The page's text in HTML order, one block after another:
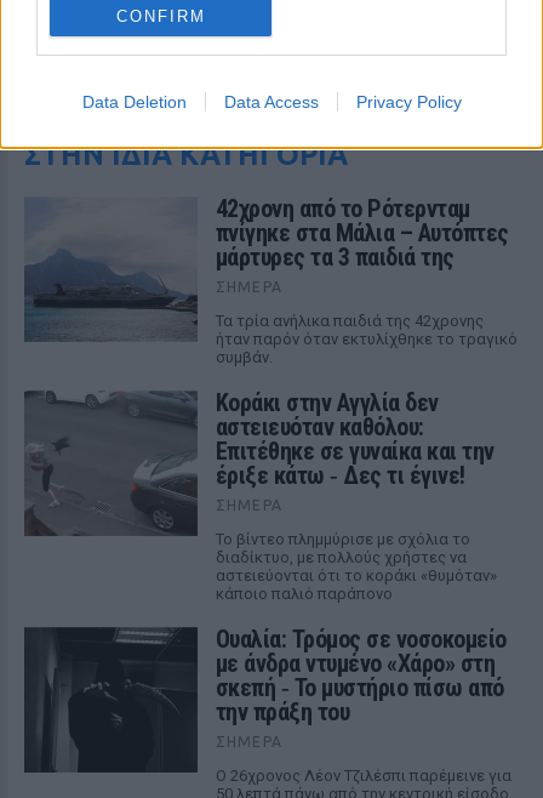
CONFIRM
Data Deletion Data Access Privacy Policy
ΔΕΙΤΕ ΕΠΙΣΗΣ
ΣΤΗΝ ΙΔΙΑ ΚΑΤΗΓΟΡΙΑ
42χρονη από το Ρότερνταμ
πνίγηκε στα Μάλια – Αυτόπτες
μάρτυρες τα 3 παιδιά της
ΣΉΜΕΡΑ
Τα τρία ανήλικα παιδιά της 42χρονης
ήταν παρόν όταν εκτυλίχθηκε το τραγικό
συμβάν.
Kοράκι στην Αγγλία δεν
αστειευόταν καθόλου:
Επιτέθηκε σε γυναίκα και την
έριξε κάτω ‑ Δες τι έγινε!
ΣΉΜΕΡΑ
Το βίντεο πλημμύρισε με σχόλια το
διαδίκτυο, με πολλούς χρήστες να
αστειεύονται ότι το κοράκι «θυμόταν»
κάποιο παλιό παράπονο
Ουαλία: Τρόμος σε νοσοκομείο
με άνδρα ντυμένο «Χάρο» στη
σκεπή ‑ Το μυστήριο πίσω από
την πράξη του
ΣΉΜΕΡΑ
Ο 26χρονος Λέον Τζιλέσπι παρέμεινε για
50 λεπτά πάνω από την κεντρική είσοδο,